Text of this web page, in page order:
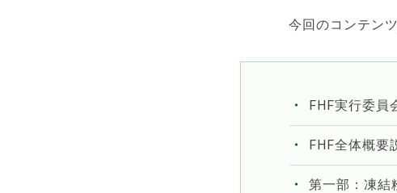
今回のコンテン
FHF実行委員
FHF全体概要
第一部：凍結